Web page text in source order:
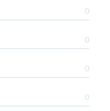
0
0
0
0